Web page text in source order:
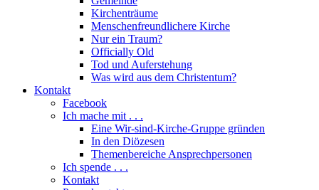
Kirchenträume
Menschenfreundlichere Kirche
Nur ein Traum?
Officially Old
Tod und Auferstehung
Was wird aus dem Christentum?
Kontakt
Facebook
Ich mache mit . . .
Eine Wir-sind-Kirche-Gruppe gründen
In den Diözesen
Themenbereiche Ansprechpersonen
Ich spende . . .
Kontakt